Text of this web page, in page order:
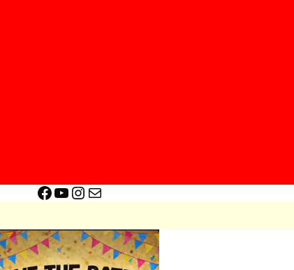
Facebook
YouTube
Instagram
E-mail